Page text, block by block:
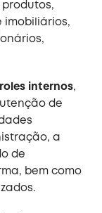
imobiliários,
internos,
de
a
de
bem como